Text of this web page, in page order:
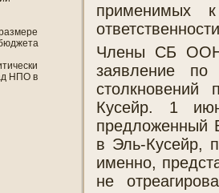
НПО в
применимых
Члены СБ ООН,
заявление
столкновений
Кусейр. 1
предложенный
в Эль-Кусейр,
именно,
не